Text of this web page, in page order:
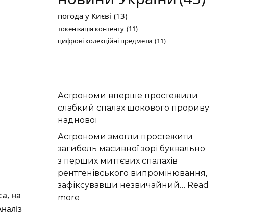
на
погода у Києві (13)
токенізація контенту (11)
цифрові колекційні предмети (11)
Астрономи вперше простежили
слабкий спалах шокового прориву
наднової
Астрономи змогли простежити
загибель масивної зорі буквально
з перших миттєвих спалахів
рентгенівського випромінювання,
зафіксувавши незвичайний… Read
more